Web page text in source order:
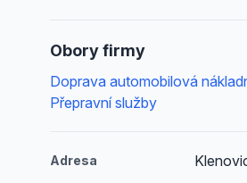
Obory firmy
Doprava automobilová
Přepravní služby
Adresa